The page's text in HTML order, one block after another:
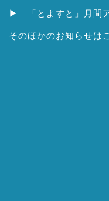
▶ 「とよすと」月
そのほかのお知らせは